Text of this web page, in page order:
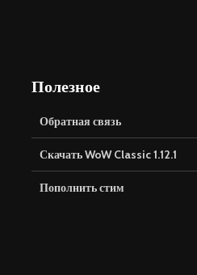
Полезное
Обратная связь
Скачать WoW Classic 1.12.1
Пополнить стим